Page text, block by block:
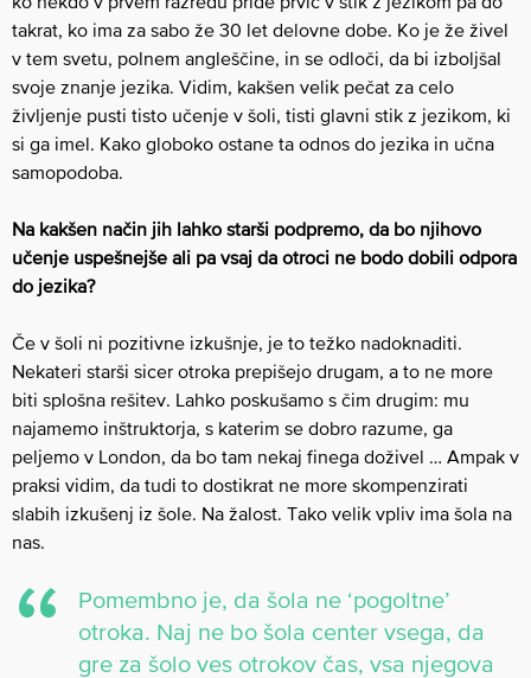
takrat, ko ima za sabo že 30 let delovne dobe. Ko je že živel
v tem svetu, polnem angleščine, in se odloči, da bi izboljšal
svoje znanje jezika. Vidim, kakšen velik pečat za celo
življenje pusti tisto učenje v šoli, tisti glavni stik z jezikom, ki
si ga imel. Kako globoko ostane ta odnos do jezika in učna
samopodoba.
Na kakšen način jih lahko starši podpremo, da bo njihovo
učenje uspešnejše ali pa vsaj da otroci ne bodo dobili odpora
do jezika?
Če v šoli ni pozitivne izkušnje, je to težko nadoknaditi.
Nekateri starši sicer otroka prepišejo drugam, a to ne more
biti splošna rešitev. Lahko poskušamo s čim drugim: mu
najamemo inštruktorja, s katerim se dobro razume, ga
peljemo v London, da bo tam nekaj finega doživel … Ampak v
praksi vidim, da tudi to dostikrat ne more skompenzirati
slabih izkušenj iz šole. Na žalost. Tako velik vpliv ima šola na
nas.
Pomembno je, da šola ne ‘pogoltne’
otroka. Naj ne bo šola center vsega, da
gre za šolo ves otrokov čas, vsa njegova